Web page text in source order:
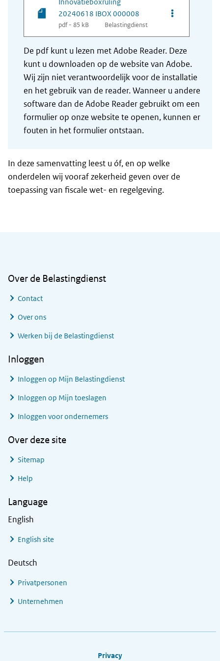
20240618 IBOX 000008
pdf - 85 kB Belastingdienst
Opties van
De pdf kunt u lezen met Adobe Reader. Deze
kunt u downloaden op de website van Adobe.
Wij zijn niet verantwoordelijk voor de installatie
en het gebruik van de reader. Wanneer u andere
software dan de Adobe Reader gebruikt om een
formulier op onze website te openen, kunnen er
fouten in het formulier ontstaan.
In deze samenvatting leest u óf, en op welke
onderdelen wij vooraf zekerheid geven over de
toepassing van fiscale wet- en regelgeving.
Over de Belastingdienst
Contact
Over ons
Werken bij de Belastingdienst
Inloggen
Inloggen op Mijn Belastingdienst
Inloggen op Mijn toeslagen
Inloggen voor ondernemers
Over deze site
Sitemap
Help
Language
English
English site
Deutsch
Privatpersonen
Unternehmen
Privacy